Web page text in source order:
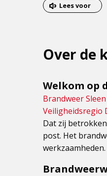
het
Lees voor
Over de
Welkom op
Brandweer Sleen
Veiligheidsregio
Dat zij
post. Het